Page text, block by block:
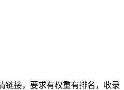
链接，要求有权重有排名，收录